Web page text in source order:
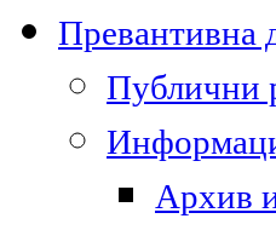
Превантивна
Публични
Архив